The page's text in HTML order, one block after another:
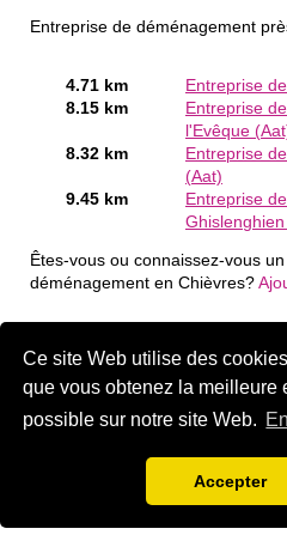
Ce site Web utilise des
que vous obtenez la meilleure
possible sur notre site Web.
Accepter
Entreprise de déménagement
4.71 km
Entreprise
8.15 km
Entreprise
l'Evêque
8.32 km
Entreprise
(Aat)
9.45 km
Entreprise
Êtes-vous ou connaissez-vous
déménagement en Chièvres?
Disclaimer